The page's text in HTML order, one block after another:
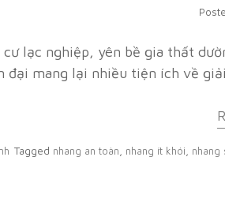
lạc nghiệp, yên bề gia thất
đại mang lại nhiều tiện ích về
Tagged nhang an toàn nhang ít khói nhang